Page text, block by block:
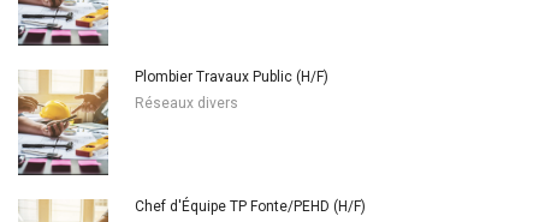
Plombier Travaux Public (H/F)
Réseaux divers
Chef d'Équipe TP Fonte/PEHD (H/F)